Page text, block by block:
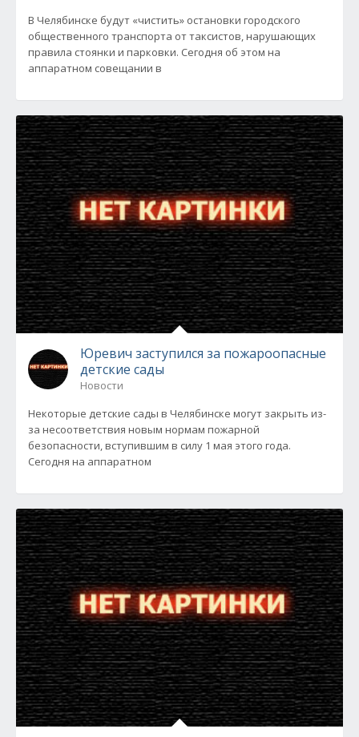
В Челябинске будут «чистить» остановки городского
общественного транспорта от таксистов, нарушающих
правила стоянки и парковки. Сегодня об этом на
аппаратном совещании в
Юревич заступился за пожароопасные
детские сады
Новости
Некоторые детские сады в Челябинске могут закрыть из-
за несоответствия новым нормам пожарной
безопасности, вступившим в силу 1 мая этого года.
Сегодня на аппаратном